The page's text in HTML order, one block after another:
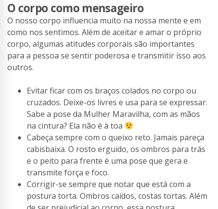
O corpo como mensageiro
O nosso corpo influencia muito na nossa mente e em
como nos sentimos. Além de aceitar e amar o próprio
corpo, algumas atitudes corporais são importantes
para a pessoa se sentir poderosa e transmitir isso aos
outros.
Evitar ficar com os braços colados no corpo ou
cruzados. Deixe-os livres e usa para se expressar.
Sabe a pose da Mulher Maravilha, com as mãos
na cintura? Ela não é à toa
Cabeça sempre com o queixo reto. Jamais pareça
cabisbaixa. O rosto erguido, os ombros para trás
e o peito para frente é uma pose que gera e
transmite força e foco.
Corrigir-se sempre que notar que está com a
postura torta. Ombros caídos, costas tortas. Além